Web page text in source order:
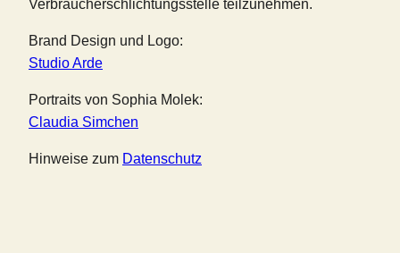
Verbraucherschlichtungsstelle teilzunehmen.
Brand Design und Logo:
Studio Arde
Portraits von Sophia Molek:
Claudia Simchen
Hinweise zum Datenschutz